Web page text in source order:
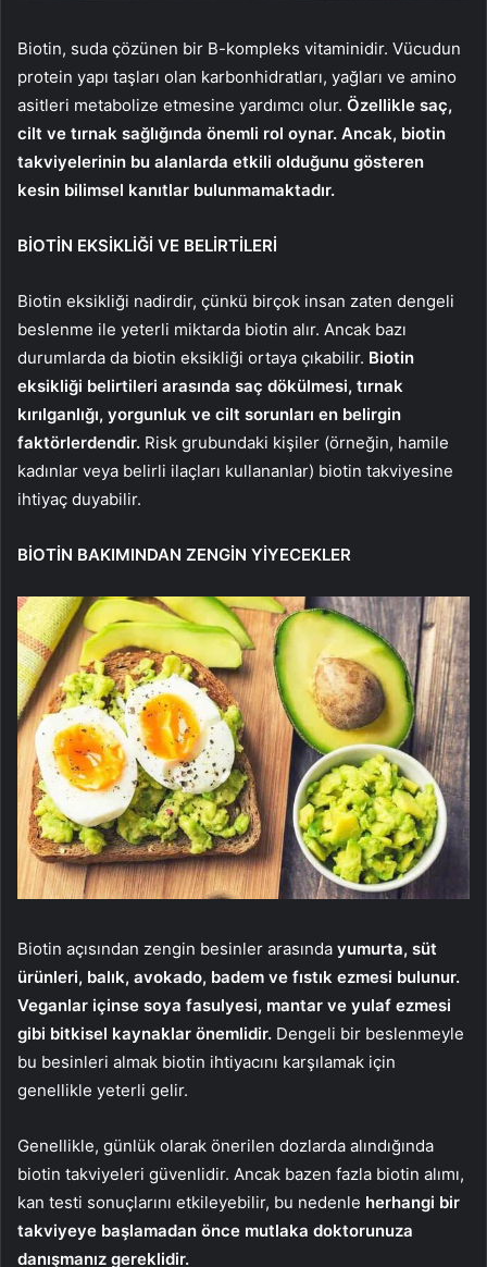
Biotin, suda çözünen bir B-kompleks vitaminidir. Vücudun
protein yapı taşları olan karbonhidratları, yağları ve amino
asitleri metabolize etmesine yardımcı olur. Özellikle saç,
cilt ve tırnak sağlığında önemli rol oynar. Ancak, biotin
takviyelerinin bu alanlarda etkili olduğunu gösteren
kesin bilimsel kanıtlar bulunmamaktadır.
BİOTİN EKSİKLİĞİ VE BELİRTİLERİ
Biotin eksikliği nadirdir, çünkü birçok insan zaten dengeli
beslenme ile yeterli miktarda biotin alır. Ancak bazı
durumlarda da biotin eksikliği ortaya çıkabilir. Biotin
eksikliği belirtileri arasında saç dökülmesi, tırnak
kırılganlığı, yorgunluk ve cilt sorunları en belirgin
faktörlerdendir. Risk grubundaki kişiler (örneğin, hamile
kadınlar veya belirli ilaçları kullananlar) biotin takviyesine
ihtiyaç duyabilir.
BİOTİN BAKIMINDAN ZENGİN YİYECEKLER
Biotin açısından zengin besinler arasında yumurta, süt
ürünleri, balık, avokado, badem ve fıstık ezmesi bulunur.
Veganlar içinse soya fasulyesi, mantar ve yulaf ezmesi
gibi bitkisel kaynaklar önemlidir. Dengeli bir beslenmeyle
bu besinleri almak biotin ihtiyacını karşılamak için
genellikle yeterli gelir.
Genellikle, günlük olarak önerilen dozlarda alındığında
biotin takviyeleri güvenlidir. Ancak bazen fazla biotin alımı,
kan testi sonuçlarını etkileyebilir, bu nedenle herhangi bir
takviyeye başlamadan önce mutlaka doktorunuza
danışmanız gereklidir.